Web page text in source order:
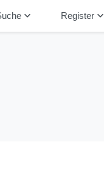
keyboard_arrow_down Registerkeyboard_arrow_down